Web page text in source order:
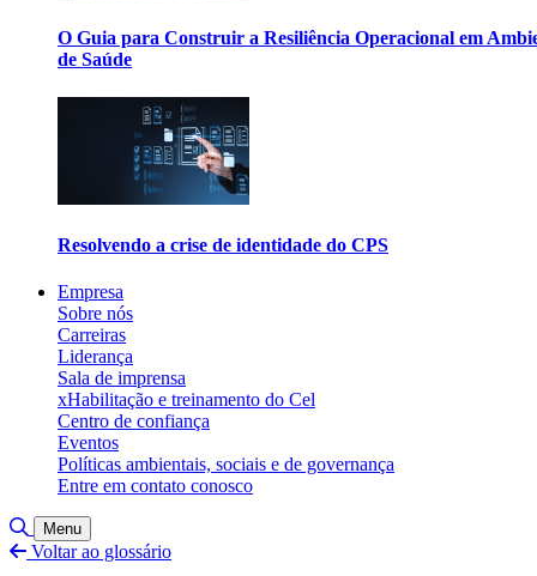
O Guia para Construir a Resiliência Operacional em
de Saúde
Resolvendo a crise de identidade do CPS
Empresa
Sobre nós
Carreiras
Liderança
Sala de imprensa
xHabilitação e treinamento do Cel
Centro de confiança
Eventos
Políticas ambientais, sociais e de governança
Entre em contato conosco
Alternar pesquisa
Menu
Voltar ao glossário